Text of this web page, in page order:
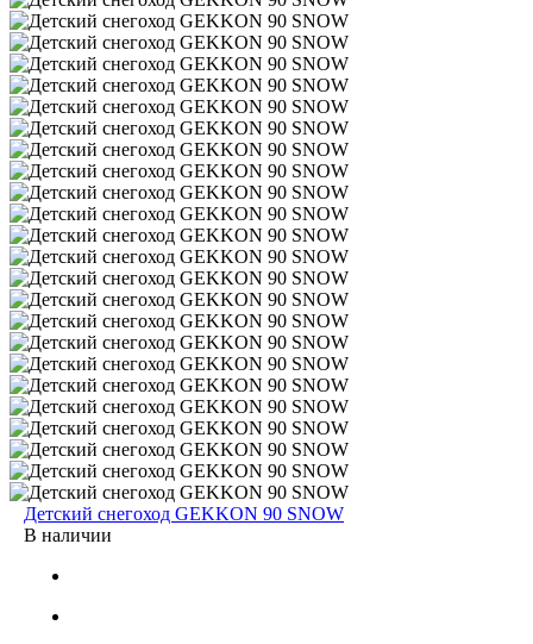
Детский снегоход GEKKON 90 SNOW
В наличии